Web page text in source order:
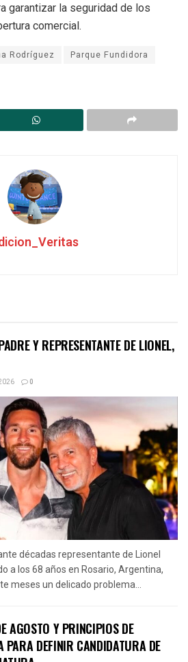
garantizar la seguridad de los
comercial.
Rodríguez
Parque Fundidora
Y REPRESENTANTE DE LIONEL,
0
décadas representante de Lionel
a los 68 años en Rosario, Argentina,
meses un delicado problema...
AGOSTO Y PRINCIPIOS DE
PARA DEFINIR CANDIDATURA DE